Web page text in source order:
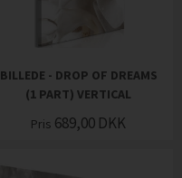
BILLEDE - DROP OF DREAMS
(1 PART) VERTICAL
Pris 689,00 DKK